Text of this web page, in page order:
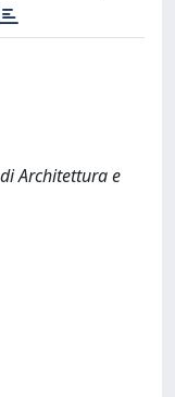
Architettura e